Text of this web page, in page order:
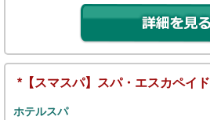
*【スマスパ】スパ・エスカペイド
ホテルスパ